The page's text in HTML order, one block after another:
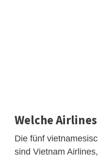
Welche
Die fünf
sind Vietnam